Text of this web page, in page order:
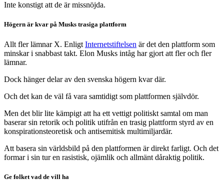
Inte konstigt att de är missnöjda.
Högern är kvar på Musks trasiga plattform
Allt fler lämnar X. Enligt Internetstiftelsen är det den plattform som
minskar i snabbast takt. Elon Musks intåg har gjort att fler och fler
lämnar.
Dock hänger delar av den svenska högern kvar där.
Och det kan de väl få vara samtidigt som plattformen självdör.
Men det blir lite kämpigt att ha ett vettigt politiskt samtal om man
baserar sin retorik och politik utifrån en trasig plattform styrd av en
konspirationsteoretisk och antisemitisk multimiljardär.
Att basera sin världsbild på den plattformen är direkt farligt. Och det
formar i sin tur en rasistisk, ojämlik och allmänt dåraktig politik.
Ge folket vad de vill ha